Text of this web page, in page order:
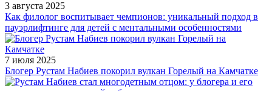
3 августа 2025
Как филолог воспитывает чемпионов: уникальный подход в
пауэрлифтинге для детей с ментальными особенностями
7 июля 2025
Блогер Рустам Набиев покорил вулкан Горелый на Камчатке